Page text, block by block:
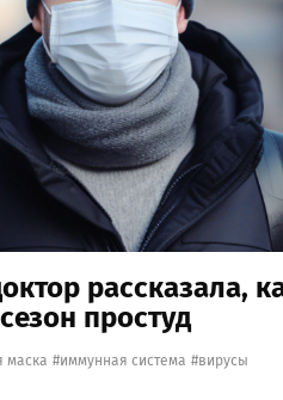
рассказала,
простуд
маска иммунная система вирусы